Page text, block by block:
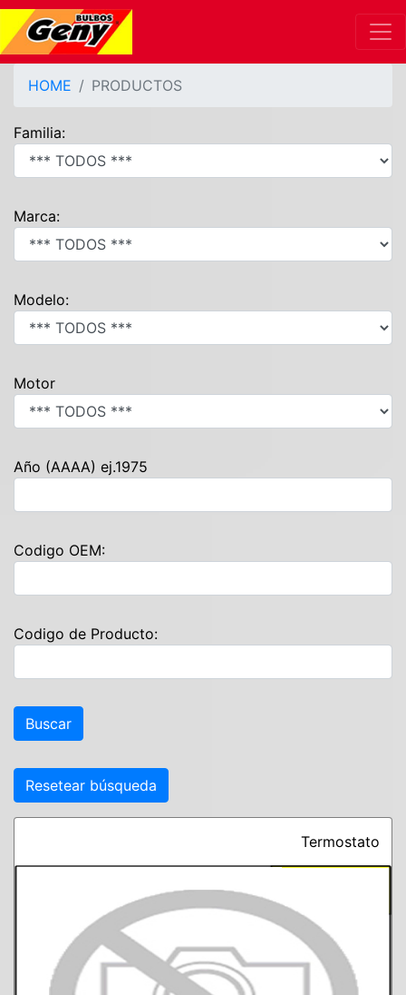
HOME PRODUCTOS
Familia:
Marca:
Modelo:
Motor
Año (AAAA) ej.1975
Codigo OEM:
Codigo de Producto:
Resetear búsqueda
Termostato